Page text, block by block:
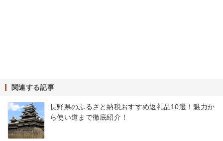
関連する記事
長野県のふるさと納税おすすめ返礼品10選！魅力か
ら使い道まで徹底紹介！